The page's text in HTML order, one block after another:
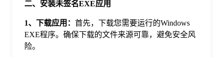
二、安装未签名EXE应用
1、 下载应用： 首先，下载您需要运行的Windows
EXE程序。确保下载的文件来源可靠，避免安全风
险。